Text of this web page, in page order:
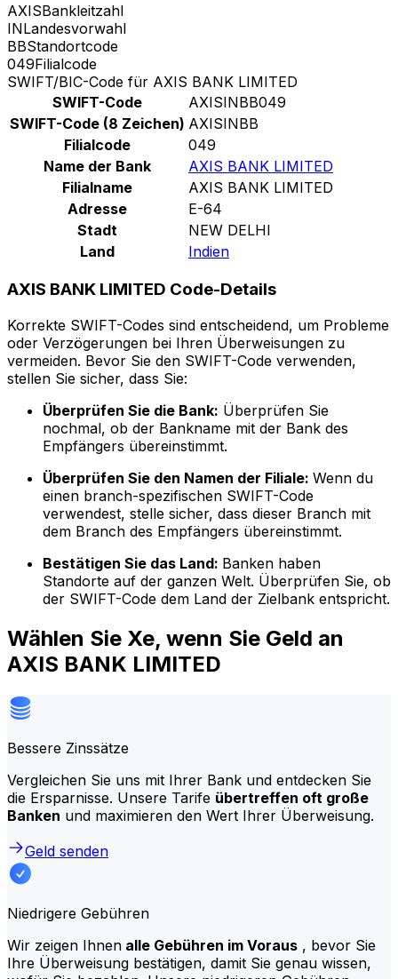
AXISBankleitzahl
INLandesvorwahl
BBStandortcode
049Filialcode
SWIFT/BIC-Code für AXIS BANK LIMITED
SWIFT-Code
AXISINBB049
SWIFT-Code (8 Zeichen) AXISINBB
Filialcode
049
Name der Bank
AXIS BANK LIMITED
Filialname
AXIS BANK LIMITED
Adresse
E-64
Stadt
NEW DELHI
Land
Indien
AXIS BANK LIMITED Code-Details
Korrekte SWIFT-Codes sind entscheidend, um Probleme
oder Verzögerungen bei Ihren Überweisungen zu
vermeiden. Bevor Sie den SWIFT-Code verwenden,
stellen Sie sicher, dass Sie:
Überprüfen Sie die Bank: Überprüfen Sie
nochmal, ob der Bankname mit der Bank des
Empfängers übereinstimmt.
Überprüfen Sie den Namen der Filiale: Wenn du
einen branch-spezifischen SWIFT-Code
verwendest, stelle sicher, dass dieser Branch mit
dem Branch des Empfängers übereinstimmt.
Bestätigen Sie das Land: Banken haben
Standorte auf der ganzen Welt. Überprüfen Sie, ob
der SWIFT-Code dem Land der Zielbank entspricht.
Wählen Sie Xe, wenn Sie Geld an
AXIS BANK LIMITED
Bessere Zinssätze
Vergleichen Sie uns mit Ihrer Bank und entdecken Sie
die Ersparnisse. Unsere Tarife übertreffen oft große
Banken und maximieren den Wert Ihrer Überweisung.
Geld senden
Niedrigere Gebühren
Wir zeigen Ihnen alle Gebühren im Voraus , bevor Sie
Ihre Überweisung bestätigen, damit Sie genau wissen,